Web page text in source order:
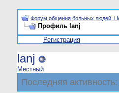
Форум общения больных людей.
Профиль lanj
Регистрация
lanj
Местный
Последняя активность: